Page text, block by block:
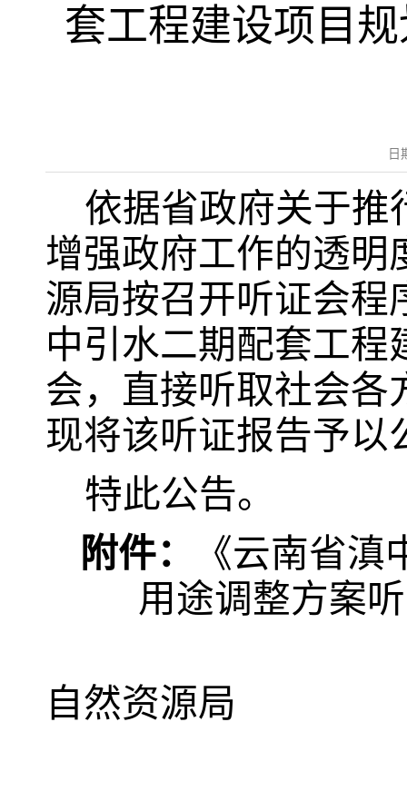
套工程建设项目
日
依据省政府关于推
增强政府工作的透明
源局按召开听证会程
中引水二期配套工
会，直接听取社会各
现将该听证报告予以
特此公告。
附件：
《云南省
用途调整方案
自然资源局